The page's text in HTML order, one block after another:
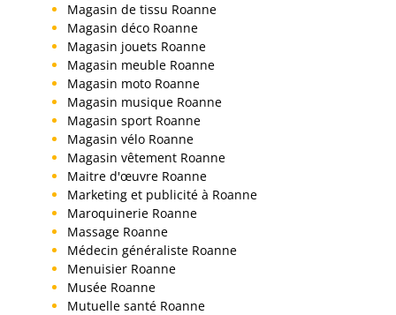
Magasin de tissu Roanne
Magasin déco Roanne
Magasin jouets Roanne
Magasin meuble Roanne
Magasin moto Roanne
Magasin musique Roanne
Magasin sport Roanne
Magasin vélo Roanne
Magasin vêtement Roanne
Maitre d'œuvre Roanne
Marketing et publicité à Roanne
Maroquinerie Roanne
Massage Roanne
Médecin généraliste Roanne
Menuisier Roanne
Musée Roanne
Mutuelle santé Roanne